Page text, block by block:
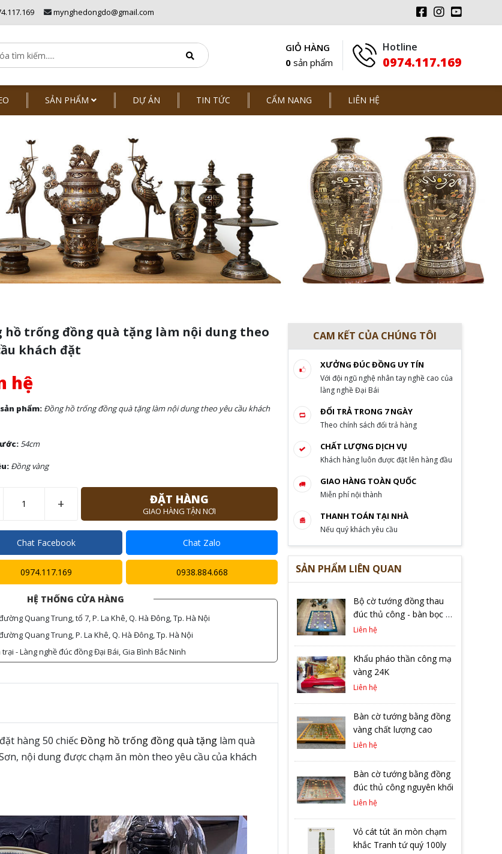
mynghedongdo@gmail.com
GIỎ HÀNG
0 sản phẩm
Hotline
0974.117.169
SẢN PHẨM DỰ ÁN TIN TỨC CẨM NANG LIÊN HỆ
hồ trống đồng quà tặng làm nội dung theo
khách đặt
hệ
phẩm: Đồng hồ trống đồng quà tặng làm nội dung theo yêu cầu khách
54cm
Đồng vàng
+ ĐẶT HÀNG
GIAO HÀNG TẬN NƠI
Chat Facebook Chat Zalo
0974.117.169 0938.884.668
HỆ THỐNG CỬA HÀNG
Quang Trung, tổ 7, P. La Khê, Q. Hà Đông, Tp. Hà Nội
Quang Trung, P. La Khê, Q. Hà Đông, Tp. Hà Nội
- Làng nghề đúc đồng Đại Bái, Gia Bình Bắc Ninh
hàng 50 chiếcĐồng hồ trống đồng quà tặng làm quà
nội dung được chạm ăn mòn theo yêu cầu của khách
CAM KẾT CỦA CHÚNG TÔI
XƯỞNG ĐÚC ĐỒNG UY TÍN
Với đội ngũ nghệ nhân tay nghề cao của
làng nghề Đại Bái
ĐỔI TRẢ TRONG 7 NGÀY
Theo chính sách đổi trả hàng
CHẤT LƯỢNG DỊCH VỤ
Khách hàng luôn được đặt lên hàng đầu
GIAO HÀNG TOÀN QUỐC
Miễn phí nội thành
THANH TOÁN TẠI NHÀ
Nếu quý khách yêu cầu
SẢN PHẨM LIÊN QUAN
Bộ cờ tướng đồng thau
đúc thủ công - bàn bọc da
cao cấp
Liên hệ
Khẩu pháo thần công mạ
vàng 24K
Liên hệ
Bàn cờ tướng bằng đồng
vàng chất lượng cao
Liên hệ
Bàn cờ tướng bằng đồng
đúc thủ công nguyên khối
Liên hệ
Vỏ cát tút ăn mòn chạm
khắc Tranh tứ quý 100ly